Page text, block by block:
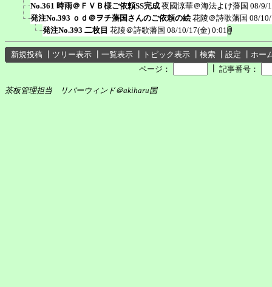
No.361 時雨＠ＦＶＢ様ご依頼SS完成 夜國涼華＠海法よけ藩国 08/9/
発注No.393 ｏｄ＠ヲチ藩国さんのご依頼の絵 花陵＠詩歌藩国 08/
発注No.393 二枚目 花陵＠詩歌藩国 08/10/17(金) 0:01
新規投稿 ツリー表示 一覧表示 トピック表示 検索 設定
ホー
ページ：
記事番号：
茶板管理担当 リバーウィンド＠akiharu国